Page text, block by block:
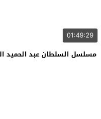
01:49:29
مسلسل السلطان عبد الحميد